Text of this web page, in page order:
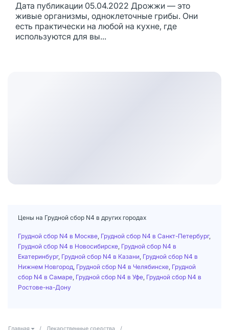
Дата публикации 05.04.2022 Дрожжи — это
живые организмы, одноклеточные грибы. Они
есть практически на любой на кухне, где
используются для вы...
Цены на Грудной сбор N4 в других городах
Грудной сбор N4 в Москве Грудной сбор N4 в Санкт-Петербург,
Грудной сбор N4 в Новосибирске Грудной сбор N4 в
Екатеринбург, Грудной сбор N4 в Казани Грудной сбор N4 в
Нижнем Новгород Грудной сбор N4 в Челябинске Грудной
сбор N4 в Самаре Грудной сбор N4 в Уфе Грудной сбор N4 в
Ростове-на-Дону
Главная / Лекарственные средства
/